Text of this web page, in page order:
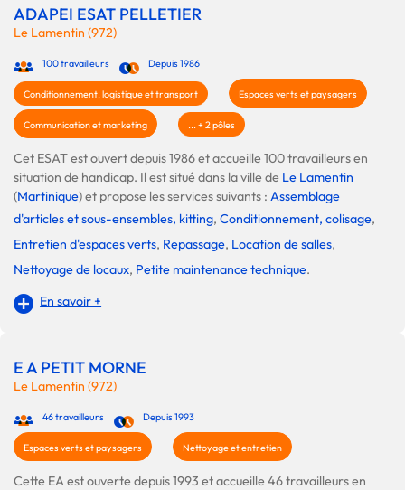
ADAPEI ESAT PELLETIER
Le Lamentin (972)
100 travailleurs Depuis 1986
Conditionnement, logistique et transport Espaces verts et paysagers
Communication et marketing ... + 2 pôles
Cet ESAT est ouvert depuis 1986 et accueille 100 travailleurs en
situation de handicap. Il est situé dans la ville de Le Lamentin
(Martinique) et propose les services suivants : Assemblage
d'articles et sous-ensembles, kitting, Conditionnement, colisage,
Entretien d'espaces verts, Repassage, Location de salles,
Nettoyage de locaux, Petite maintenance technique.
En savoir +
E A PETIT MORNE
Le Lamentin (972)
46 travailleurs Depuis 1993
Espaces verts et paysagers Nettoyage et entretien
Cette EA est ouverte depuis 1993 et accueille 46 travailleurs en